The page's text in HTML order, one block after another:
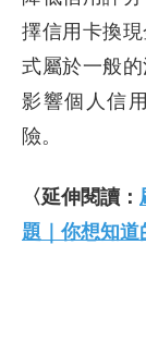
擇信用卡換
式屬於一般
影響個人信
險。
〈延伸閱讀：
題｜你想知